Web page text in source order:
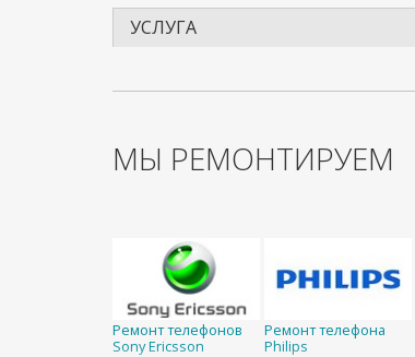
УСЛУГА
МЫ РЕМОНТИРУЕМ
Ремонт телефонов
Sony Ericsson
Ремонт телефона
Philips